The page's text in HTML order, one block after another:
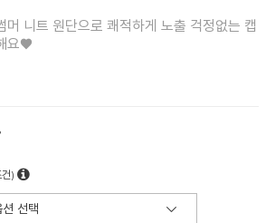
머 니트 원단으로 쾌적하게 노출 걱정없는 캡
요♥
)